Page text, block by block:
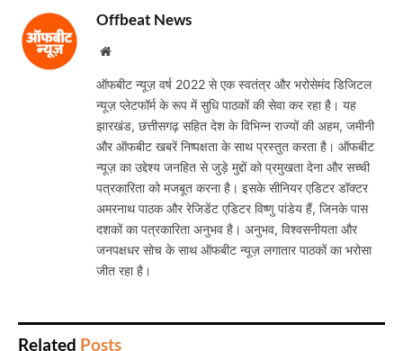
Offbeat News
Website
ऑफबीट न्यूज़ वर्ष 2022 से एक स्वतंत्र और भरोसेमंद डिजिटल
न्यूज़ प्लेटफॉर्म के रूप में सुधि पाठकों की सेवा कर रहा है। यह
झारखंड, छत्तीसगढ़ सहित देश के विभिन्न राज्यों की अहम, जमीनी
और ऑफबीट खबरें निष्पक्षता के साथ प्रस्तुत करता है। ऑफबीट
न्यूज़ का उद्देश्य जनहित से जुड़े मुद्दों को प्रमुखता देना और सच्ची
पत्रकारिता को मजबूत करना है। इसके सीनियर एडिटर डॉक्टर
अमरनाथ पाठक और रेजिडेंट एडिटर विष्णु पांडेय हैं, जिनके पास
दशकों का पत्रकारिता अनुभव है। अनुभव, विश्वसनीयता और
जनपक्षधर सोच के साथ ऑफबीट न्यूज़ लगातार पाठकों का भरोसा
जीत रहा है।
Related Posts